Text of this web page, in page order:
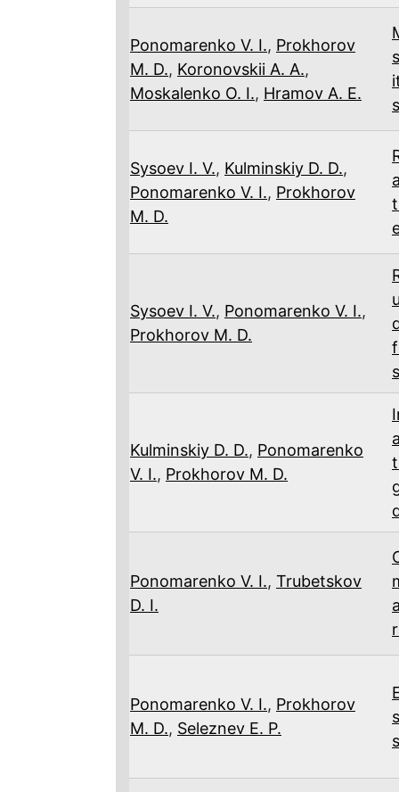
Ponomarenko V. I., Prokhorov
M. D., Koronovskii A. A.,
Moskalenko O. I., Hramov A. E.
Sysoev I. V., Kulminskiy D. D.,
Ponomarenko V. I., Prokhorov
M. D.
Sysoev I. V., Ponomarenko V. I.,
Prokhorov M. D.
Kulminskiy D. D., Ponomarenko
V. I., Prokhorov M. D.
Ponomarenko V. I., Trubetskov
D. I.
Ponomarenko V. I., Prokhorov
M. D., Seleznev E. P.